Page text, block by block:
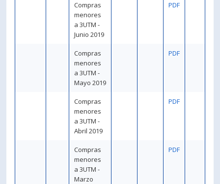
Compras
menores
a 3UTM -
Junio 2019
PDF
Compras
menores
a 3UTM -
Mayo 2019
PDF
Compras
menores
a 3UTM -
Abril 2019
PDF
Compras
menores
a 3UTM -
Marzo
PDF